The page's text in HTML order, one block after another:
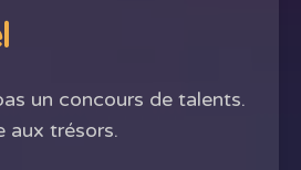
un concours de talents.
aux trésors.